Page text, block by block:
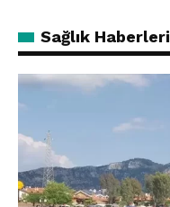
Sağlık Haberleri